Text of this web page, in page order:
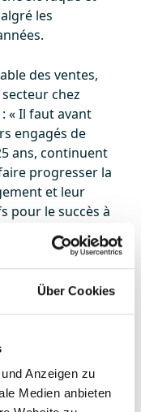
Über Cookies
Anzeigen zu
Medien anbieten
les
des ventes,
chez
« Il faut avant
engagés de
ans, continuent
progresser la
et leur
pour le succès à
donc aussi de la
formidables,
n’aurait jamais
bien fait associé
que notre
Ce n’est